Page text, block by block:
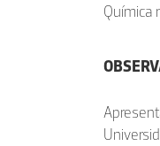
Química